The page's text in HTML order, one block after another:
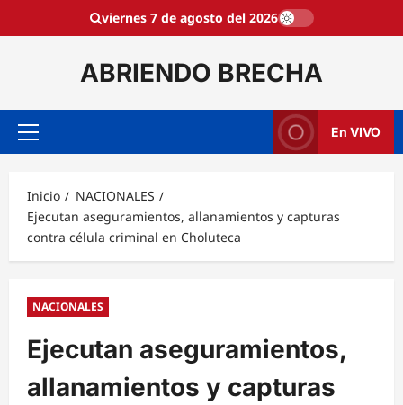
viernes 7 de agosto del 2026
ABRIENDO BRECHA
Menú
En VIVO
Inicio
NACIONALES
Ejecutan aseguramientos, allanamientos y capturas
contra célula criminal en Choluteca
NACIONALES
Ejecutan aseguramientos,
allanamientos y capturas